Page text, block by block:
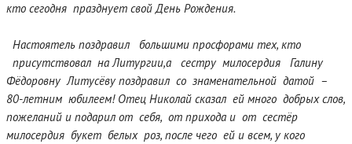
кто сегодня празднует свой День Рождения.
Настоятель поздравил большими просфорами тех, кто
присутствовал на Литургии,а сестру милосердия Галину
Фёдоровну Литусёву поздравил со знаменательной датой –
80-летним юбилеем! Отец Николай сказал ей много добрых слов,
пожеланий и подарил от себя, от прихода и от сестёр
милосердия букет белых роз, после чего ей и всем, у кого